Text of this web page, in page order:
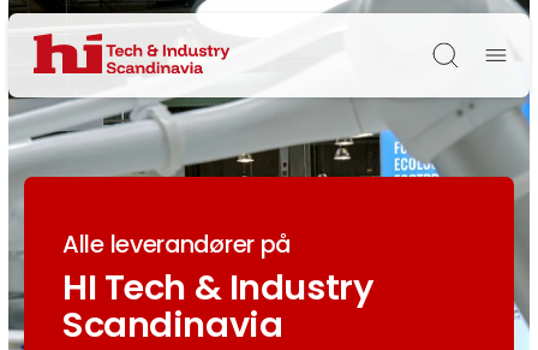
Søg
Alle leverandører på
HI Tech & Industry
Scandinavia